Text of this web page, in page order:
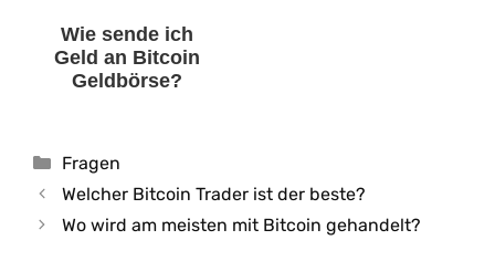
Wie sende ich
Geld an Bitcoin
Geldbörse?
Kategorien
Fragen
Welcher Bitcoin Trader ist der beste?
Wo wird am meisten mit Bitcoin gehandelt?